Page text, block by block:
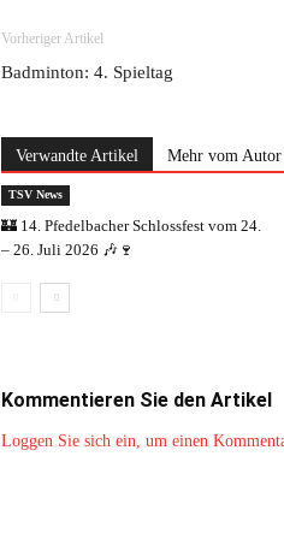
Vorheriger Artikel
Badminton: 4. Spieltag
Verwandte Artikel Mehr vom Autor
TSV News
🏰 14. Pfedelbacher Schlossfest vom 24.
– 26. Juli 2026 🎶🍷
Kommentieren Sie den Artikel
Loggen Sie sich ein, um einen